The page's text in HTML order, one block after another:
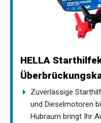
HELLA
Zuverlässige
und Dieselmotoren
Hubraum bringt Ihr